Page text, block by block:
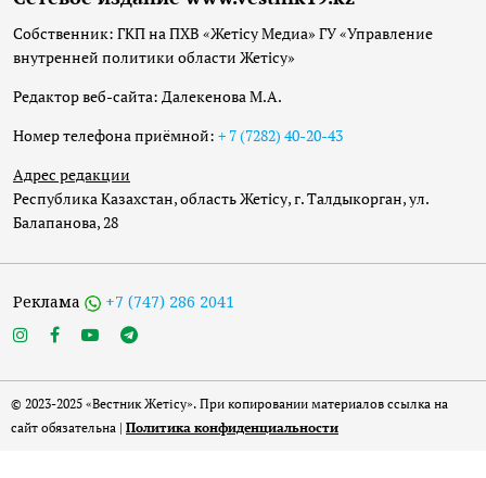
Собственник: ГКП на ПХВ «Жетісу Медиа» ГУ «Управление
внутренней политики области Жетісу»
Редактор веб-сайта: Далекенова М.А.
Номер телефона приёмной: + 7 (7282) 40-20-43
Адрес редакции
Республика Казахстан, область Жетісу, г. Талдыкорган, ул.
Балапанова, 28
Реклама +7 (747) 286 2041
© 2023-2025 «Вестник Жетісу». При копировании материалов ссылка на
сайт обязательна | Политика конфиденциальности